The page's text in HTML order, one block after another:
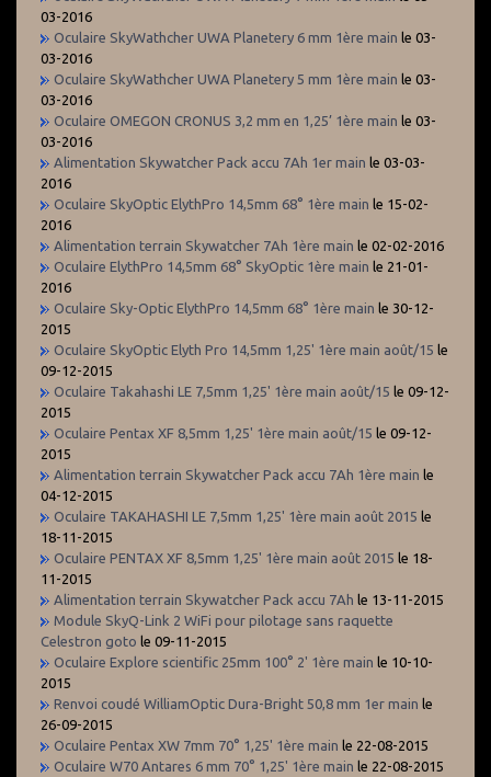
03-2016
Oculaire SkyWathcher UWA Planetery 6 mm 1ère main le 03-
03-2016
Oculaire SkyWathcher UWA Planetery 5 mm 1ère main le 03-
03-2016
Oculaire OMEGON CRONUS 3,2 mm en 1,25’ 1ère main le 03-
03-2016
Alimentation Skywatcher Pack accu 7Ah 1er main le 03-03-
2016
Oculaire SkyOptic ElythPro 14,5mm 68° 1ère main le 15-02-
2016
Alimentation terrain Skywatcher 7Ah 1ère main le 02-02-2016
Oculaire ElythPro 14,5mm 68° SkyOptic 1ère main le 21-01-
2016
Oculaire Sky-Optic ElythPro 14,5mm 68° 1ère main le 30-12-
2015
Oculaire SkyOptic Elyth Pro 14,5mm 1,25' 1ère main août/15 le
09-12-2015
Oculaire Takahashi LE 7,5mm 1,25' 1ère main août/15 le 09-12-
2015
Oculaire Pentax XF 8,5mm 1,25' 1ère main août/15 le 09-12-
2015
Alimentation terrain Skywatcher Pack accu 7Ah 1ère main le
04-12-2015
Oculaire TAKAHASHI LE 7,5mm 1,25' 1ère main août 2015 le
18-11-2015
Oculaire PENTAX XF 8,5mm 1,25' 1ère main août 2015 le 18-
11-2015
Alimentation terrain Skywatcher Pack accu 7Ah le 13-11-2015
Module SkyQ-Link 2 WiFi pour pilotage sans raquette
Celestron goto le 09-11-2015
Oculaire Explore scientific 25mm 100° 2' 1ère main le 10-10-
2015
Renvoi coudé WilliamOptic Dura-Bright 50,8 mm 1er main le
26-09-2015
Oculaire Pentax XW 7mm 70° 1,25' 1ère main le 22-08-2015
Oculaire W70 Antares 6 mm 70° 1,25' 1ère main le 22-08-2015